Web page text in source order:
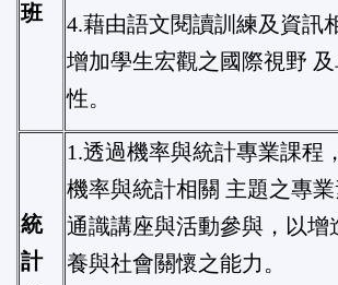
班
4.藉由語文閱讀訓練及資訊
增加學生宏觀之國際視野
性。
統
計
1.透過機率與統計專業課程
機率與統計相關 主題之專
通識講座與活動參與，以增
養與社會關懷之能力。